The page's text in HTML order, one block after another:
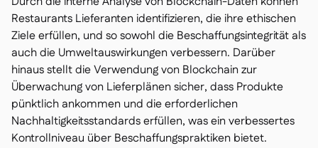
Restaurants Lieferanten identifizieren, die ihre ethischen
Ziele erfüllen, und so sowohl die Beschaffungsintegrität als
auch die Umweltauswirkungen verbessern. Darüber
hinaus stellt die Verwendung von Blockchain zur
Überwachung von Lieferplänen sicher, dass Produkte
pünktlich ankommen und die erforderlichen
Nachhaltigkeitsstandards erfüllen, was ein verbessertes
Kontrollniveau über Beschaffungspraktiken bietet.